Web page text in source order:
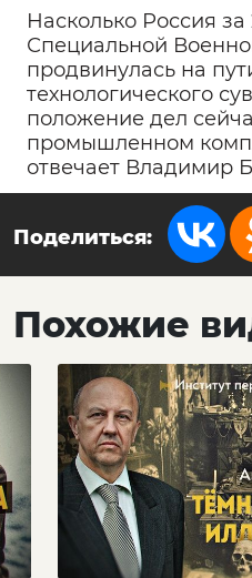
Насколько Россия
Специальной
продвинулась на
технологического
положение дел
промышленном
отвечает Владимир
Поделиться:
Похожие